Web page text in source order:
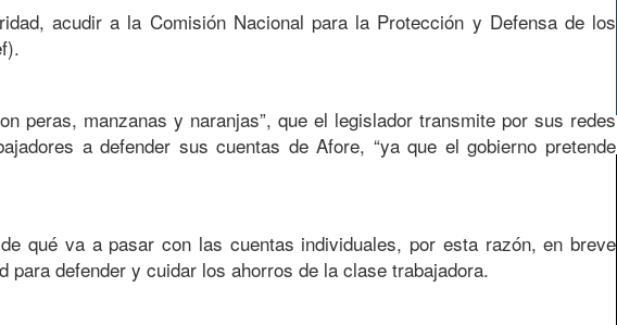
acudir a la Comisión Nacional para la Protección y Defensa de los
peras, manzanas y naranjas”, que el legislador transmite por sus redes
a defender sus cuentas de Afore, “ya que el gobierno pretende
qué va a pasar con las cuentas individuales, por esta razón, en breve
para defender y cuidar los ahorros de la clase trabajadora.